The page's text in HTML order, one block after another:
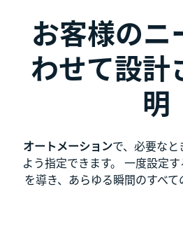
お客様のニ
わせて設計
明
オートメーションで、必要なと
よう指定できます。 一度設定
を導き、あらゆる瞬間のすべて